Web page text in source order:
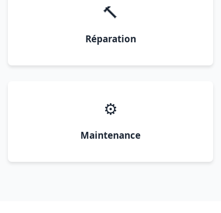
🔨
Réparation
⚙️
Maintenance